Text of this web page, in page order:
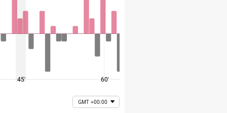
45' 60'
GMT +00:00